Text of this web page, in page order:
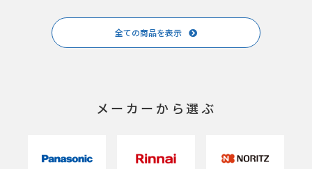
全ての商品を表示
メーカーから選ぶ